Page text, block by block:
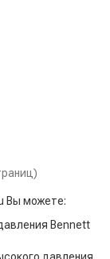
Вы можете:
Bennett